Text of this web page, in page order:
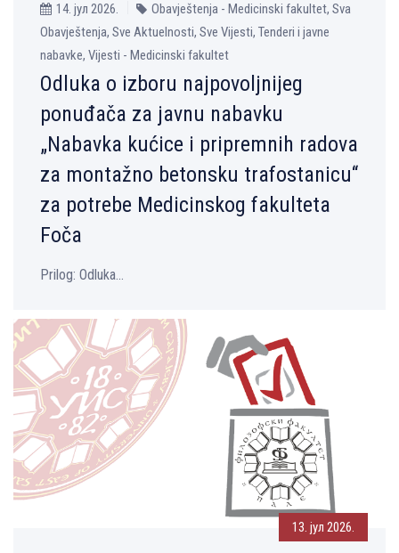
14. јул 2026.
Obavještenja - Medicinski fakultet, Sva
Obavještenja, Sve Aktuelnosti, Sve Vijesti, Tenderi i javne
nabavke, Vijesti - Medicinski fakultet
Odluka o izboru najpovoljnijeg
ponuđača za javnu nabavku
„Nabavka kućice i pripremnih radova
za montažno betonsku trafostanicu“
za potrebe Medicinskog fakulteta
Foča
Prilog: Odluka...
13. јул 2026.